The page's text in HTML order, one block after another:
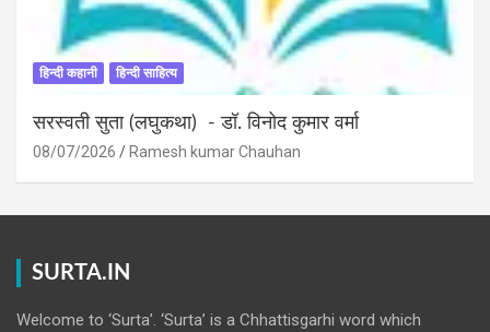
हिन्दी कहानी हिन्दी साहित्य
सरस्वती सुता (लघुकथा) ​- डॉ. विनोद कुमार वर्मा
08/07/2026 Ramesh kumar Chauhan
SURTA.IN
Welcome to ‘Surta’. ‘Surta’ is a Chhattisgarhi word which